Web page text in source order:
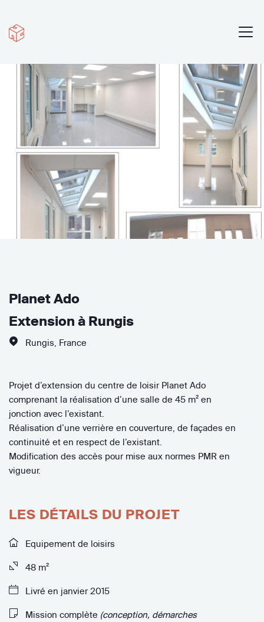
Planet Ado
Extension à Rungis
Rungis France
Projet d’extension du centre de loisir Planet Ado
comprenant la réalisation d’une salle de 45 m² en
jonction avec l’existant.
Réalisation d’une verrière en couverture, de façades en
continuité et en respect de l’existant.
Modification des accès pour mise aux normes PMR en
vigueur.
LES DÉTAILS DU PROJET
Equipement de loisirs
48 m²
Livré en janvier 2015
Mission complète (conception, démarches